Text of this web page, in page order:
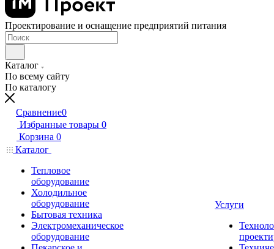
Проектирование и оснащение предприятий питания
Каталог
По всему сайту
По каталогу
Сравнение0
Избранные товары 0
Корзина 0
Каталог
Тепловое
оборудование
Холодильное
оборудование
Бытовая техника
Электромеханическое
оборудование
Услуги